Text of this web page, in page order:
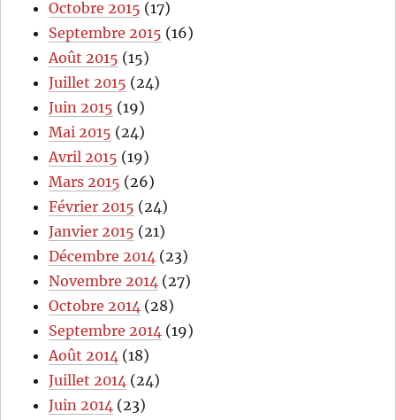
Octobre 2015 (17)
Septembre 2015 (16)
Août 2015 (15)
Juillet 2015 (24)
Juin 2015 (19)
Mai 2015 (24)
Avril 2015 (19)
Mars 2015 (26)
Février 2015 (24)
Janvier 2015 (21)
Décembre 2014 (23)
Novembre 2014 (27)
Octobre 2014 (28)
Septembre 2014 (19)
Août 2014 (18)
Juillet 2014 (24)
Juin 2014 (23)